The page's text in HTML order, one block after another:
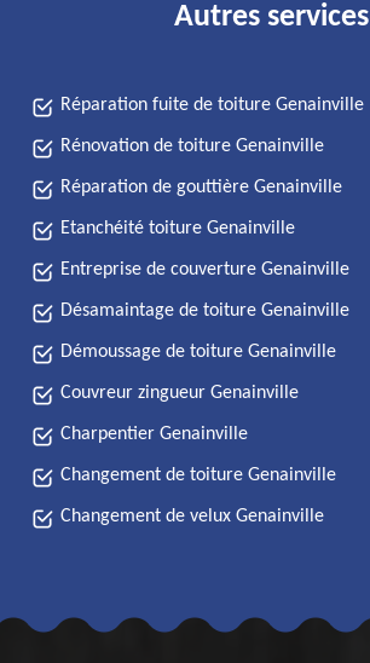
Autres services
Réparation fuite de toiture Genainville
Rénovation de toiture Genainville
Réparation de gouttière Genainville
Etanchéité toiture Genainville
Entreprise de couverture Genainville
Désamaintage de toiture Genainville
Démoussage de toiture Genainville
Couvreur zingueur Genainville
Charpentier Genainville
Changement de toiture Genainville
Changement de velux Genainville